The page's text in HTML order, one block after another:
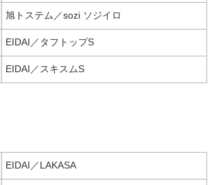
旭トステム／sozi ソジイロ
EIDAI／タフトップS
EIDAI／スキスムS
EIDAI／LAKASA